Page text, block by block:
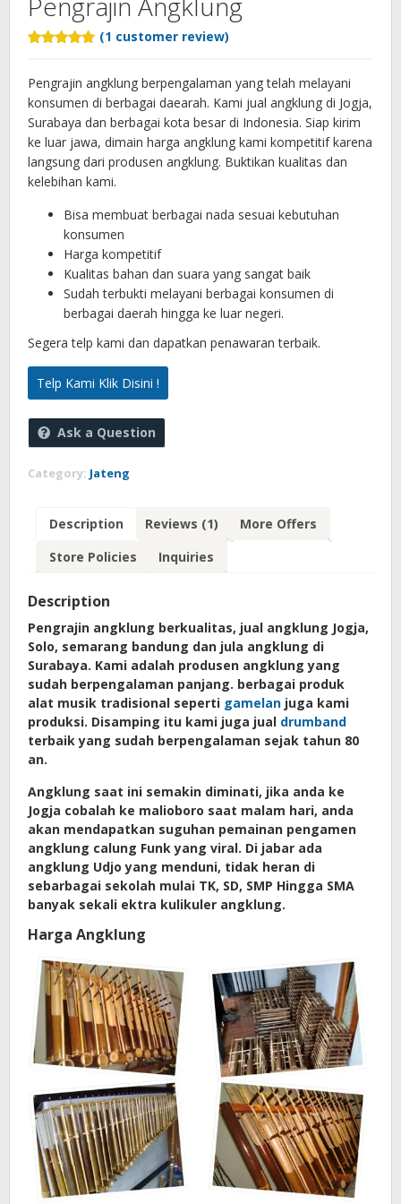
based on
customer
rating
(1 customer review)
Pengrajin angklung berpengalaman yang telah melayani
konsumen di berbagai daearah. Kami jual angklung di Jogja,
Surabaya dan berbagai kota besar di Indonesia. Siap kirim
ke luar jawa, dimain harga angklung kami kompetitif karena
langsung dari produsen angklung. Buktikan kualitas dan
kelebihan kami.
Bisa membuat berbagai nada sesuai kebutuhan
konsumen
Harga kompetitif
Kualitas bahan dan suara yang sangat baik
Sudah terbukti melayani berbagai konsumen di
berbagai daerah hingga ke luar negeri.
Segera telp kami dan dapatkan penawaran terbaik.
Telp Kami Klik Disini !
Ask a Question
Category: Jateng
Description Reviews (1)
More Offers
Store Policies
Inquiries
Description
Pengrajin angklung berkualitas, jual angklung Jogja,
Solo, semarang bandung dan jula angklung di
Surabaya. Kami adalah produsen angklung yang
sudah berpengalaman panjang. berbagai produk
alat musik tradisional seperti gamelan juga kami
produksi. Disamping itu kami juga jual drumband
terbaik yang sudah berpengalaman sejak tahun 80
an.
Angklung saat ini semakin diminati, jika anda ke
Jogja cobalah ke malioboro saat malam hari, anda
akan mendapatkan suguhan pemainan pengamen
angklung calung Funk yang viral. Di jabar ada
angklung Udjo yang menduni, tidak heran di
sebarbagai sekolah mulai TK, SD, SMP Hingga SMA
banyak sekali ektra kulikuler angklung.
Harga Angklung